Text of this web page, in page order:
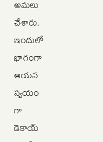
అమలు
చేశారు.
ఇందులో
భాగంగా
ఆయన
స్వయం
గా
డెకాయ్